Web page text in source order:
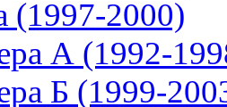
(1997-2000)
А (1992-
Б (1999-